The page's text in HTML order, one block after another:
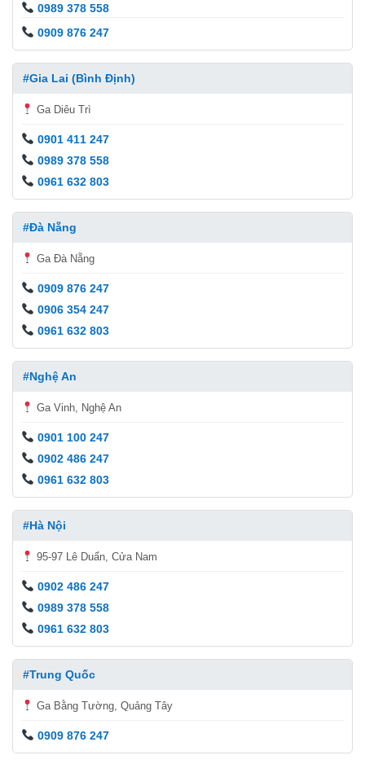
0989 378 558
0909 876 247
#Gia Lai (Bình Định)
Ga Diêu Trì
0901 411 247
0989 378 558
0961 632 803
#Đà Nẵng
Ga Đà Nẵng
0909 876 247
0906 354 247
0961 632 803
#Nghệ An
Ga Vinh, Nghệ An
0901 100 247
0902 486 247
0961 632 803
#Hà Nội
95-97 Lê Duẩn, Cửa Nam
0902 486 247
0989 378 558
0961 632 803
#Trung Quốc
Ga Bằng Tường, Quảng Tây
0909 876 247